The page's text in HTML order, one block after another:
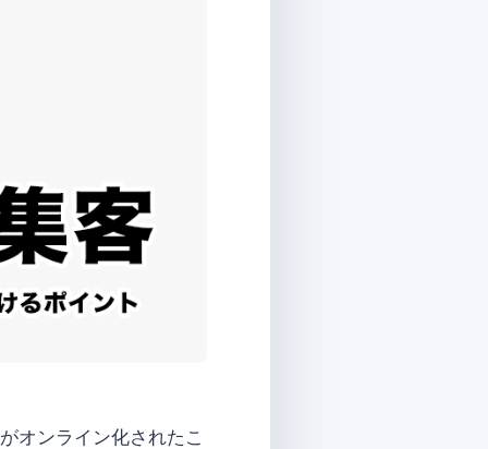
オンライン化されたこ